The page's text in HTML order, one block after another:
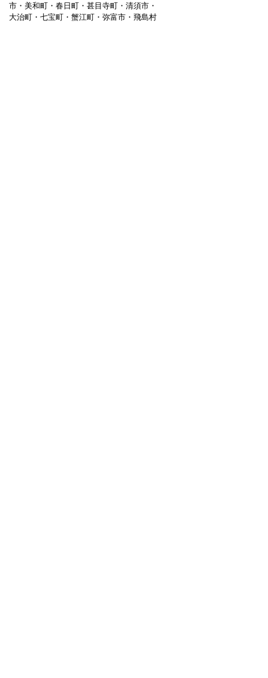
市・美和町・春日町・甚目寺町・清須市・
大治町・七宝町・蟹江町・弥富市・飛島村